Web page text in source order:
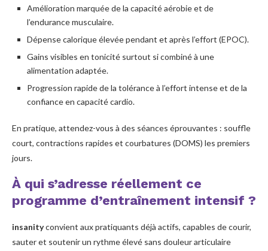
Amélioration marquée de la capacité aérobie et de
l’endurance musculaire.
Dépense calorique élevée pendant et après l’effort (EPOC).
Gains visibles en tonicité surtout si combiné à une
alimentation adaptée.
Progression rapide de la tolérance à l’effort intense et de la
confiance en capacité cardio.
En pratique, attendez-vous à des séances éprouvantes : souffle
court, contractions rapides et courbatures (DOMS) les premiers
jours.
À qui s’adresse réellement ce
programme d’entraînement intensif ?
insanityconvient aux pratiquants déjà actifs, capables de courir,
sauter et soutenir un rythme élevé sans douleur articulaire